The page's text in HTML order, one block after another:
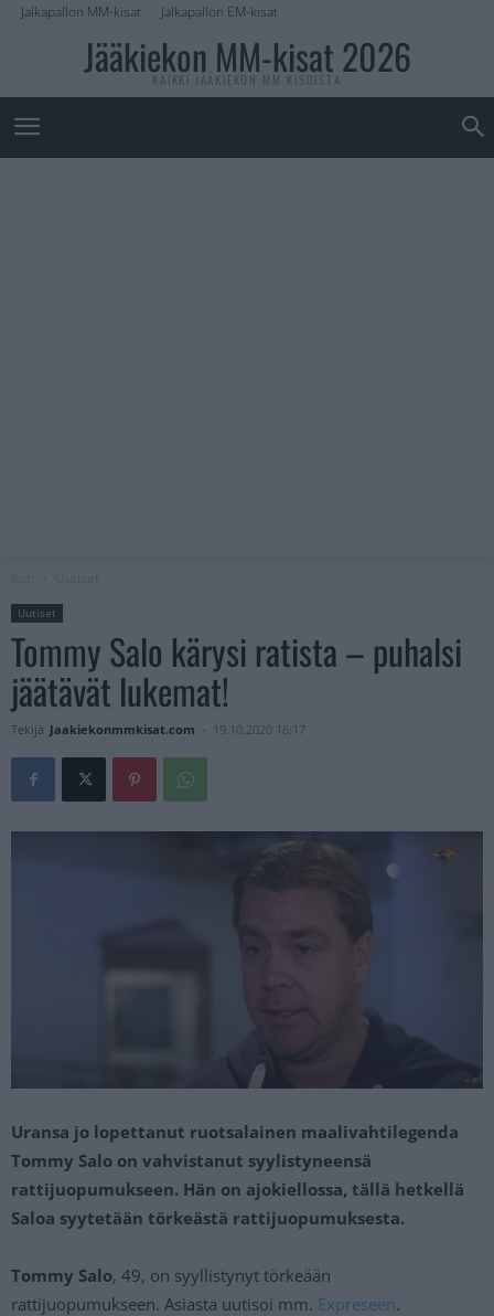
Jalkapallon MM-kisat Jalkapallon EM-kisat
Jääkiekon MM-kisat 2026
KAIKKI JÄÄKIEKON MM-KISOISTA
Uutiset
Tommy Salo kärysi ratista – puhalsi
jäätävät lukemat!
Tekijä Jaakiekonmmkisat.com - 19.10.2020 16:17
Uransa jo lopettanut ruotsalainen maalivahtilegenda
Tommy Salo on vahvistanut syylistyneensä
rattijuopumukseen. Hän on ajokiellossa, tällä hetkellä
Saloa syytetään törkeästä rattijuopumuksesta.
Tommy Salo, 49, on syyllistynyt törkeään
rattijuopumukseen. Asiasta uutisoi mm. Expreseen.